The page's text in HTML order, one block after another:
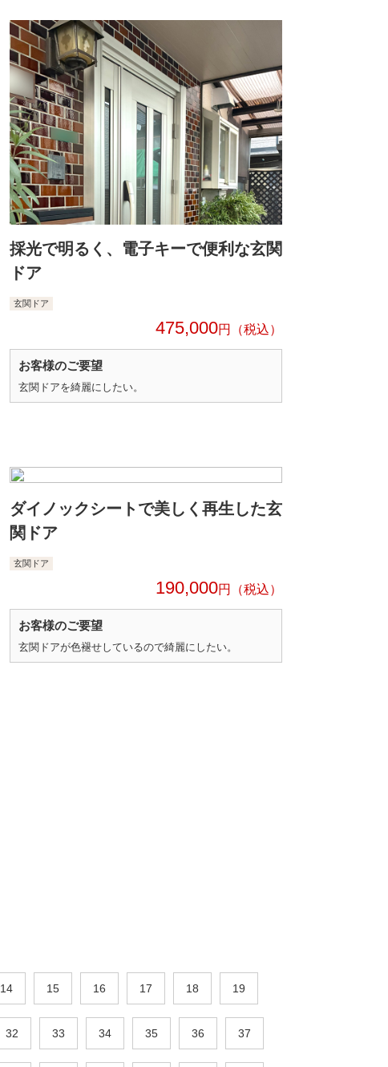
採光で明るく、電子キーで便利な玄関
ドア
玄関ドア
475,000円
お客様のご要望
玄関ドアを綺麗にしたい。
ダイノックシートで美しく再生した玄
関ドア
玄関ドア
190,000円
お客様のご要望
玄関ドアが色褪せしているので綺麗にしたい。
14 15 16 17 18 19
32 33 34 35 36 37